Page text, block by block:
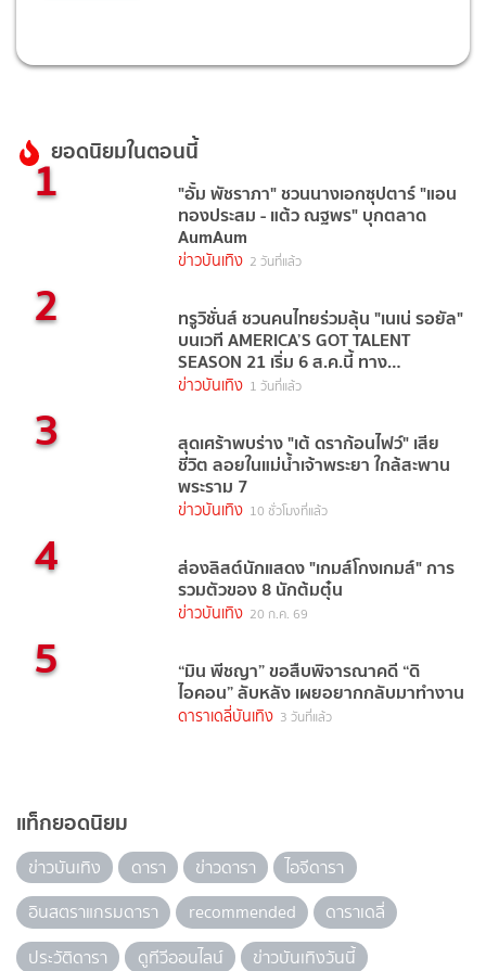
ยอดนิยมในตอนนี้
1 "อั้ม พัชราภา" ชวนนางเอกซุปตาร์ "แอน
ทองประสม - แต้ว ณฐพร" บุกตลาด
AumAum
ข่าวบันเทิง 2 วันที่แล้ว
2 ทรูวิชั่นส์ ชวนคนไทยร่วมลุ้น "เนเน่ รอยัล"
บนเวที AMERICA’S GOT TALENT
SEASON 21 เริ่ม 6 ส.ค.นี้ ทาง
TrueVisions NOW
ข่าวบันเทิง 1 วันที่แล้ว
3 สุดเศร้าพบร่าง "เต้ ดราก้อนไฟว์" เสีย
ชีวิต ลอยในแม่น้ำเจ้าพระยา ใกล้สะพาน
พระราม 7
ข่าวบันเทิง 10 ชั่วโมงที่แล้ว
4 ส่องลิสต์นักแสดง "เกมส์โกงเกมส์" การ
รวมตัวของ 8 นักต้มตุ๋น
ข่าวบันเทิง 20 ก.ค. 69
5 “มิน พีชญา” ขอสืบพิจารณาคดี “ดิ
ไอคอน” ลับหลัง เผยอยากกลับมาทำงาน
ดาราเดลี่บันเทิง 3 วันที่แล้ว
แท็กยอดนิยม
ข่าวบันเทิง ดารา ข่าวดารา
ไอจีดารา
อินสตราแกรมดารา
recommended
ดาราเดลี่
ประวัติดารา
ดูทีวีออนไลน์ ข่าวบันเทิงวันนี้